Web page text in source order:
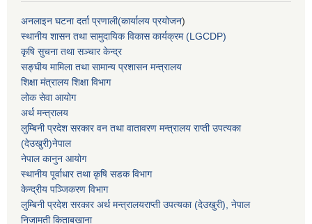
अनलाइन घटना दर्ता प्रणाली(कार्यालय प्रयोजन)
स्थानीय शासन तथा सामुदायिक विकास कार्यक्रम (LGCDP)
कृषि सुचना तथा सञ्चार केन्द्र
सङ्घीय मामिला तथा सामान्य प्रशासन मन्त्रालय
शिक्षा मंत्रालय शिक्षा विभाग
लोक सेवा आयोग
अर्थ मन्त्रालय
लुम्बिनी प्रदेश सरकार वन तथा वातावरण मन्त्रालय राप्ती उपत्यका
(देउखुरी)नेपाल
नेपाल कानुन आयोग
स्थानीय पूर्वाधार तथा कृषि सडक विभाग
केन्द्रीय पञ्जिकरण विभाग
लुम्बिनी प्रदेश सरकार अर्थ मन्त्रालयराप्ती उपत्यका (देउखुरी), नेपाल
निजामती किताबखाना